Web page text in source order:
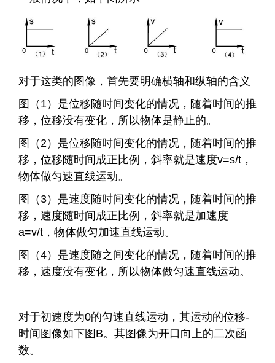
对于这类的图像，首先要明确横轴和纵轴的含义
图（1）是位移随时间变化的情况，随着时间的推
移，位移没有变化，所以物体是静止的。
图（2）是位移随时间变化的情况，随着时间的推
移，位移随时间成正比例，斜率就是速度v=s/t，
物体做匀速直线运动。
图（3）是速度随时间变化的情况，随着时间的推
移，速度随时间成正比例，斜率就是加速度
a=v/t，物体做匀加速直线运动。
图（4）是速度随之间变化的情况，随着时间的推
移，速度没有变化，所以物体做匀速直线运动。
对于初速度为0的匀速直线运动，其运动的位移-
时间图像如下图B。其图像为开口向上的二次函
数。